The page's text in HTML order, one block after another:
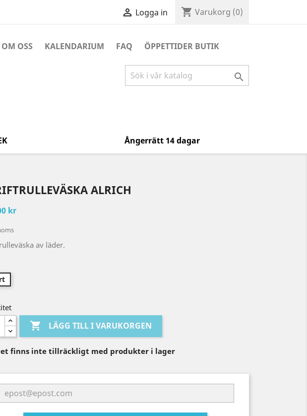
 Logga in shopping_cart Varukorg (0)
OM OSS KALENDARIUM FAQ ÖPPETTIDER BUTIK

Ångerrätt 14 dagar
ALRICH
kr
av läder.
 LÄGG TILL I VARUKORGEN
finns inte tillräckligt med produkter i lager